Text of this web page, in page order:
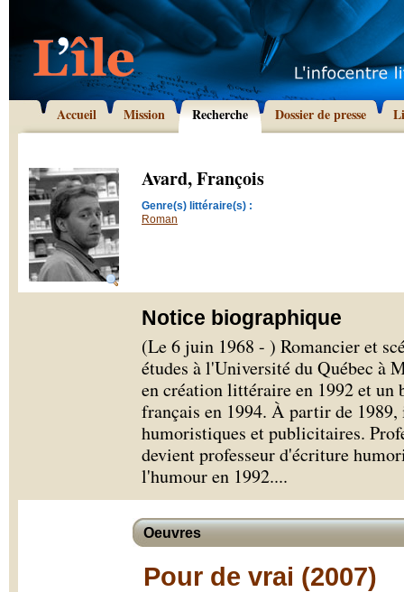
Accueil Mission Recherche Dossier de presse
Avard, François
Genre(s) littéraire(s) :
Roman
Notice biographique
(Le 6 juin 1968 - ) Romancier et
études à l'Université du Québec à
en création littéraire en 1992 et un
français en 1994. À partir de
humoristiques et publicitaires.
devient professeur d'écriture
l'humour en 1992....
Oeuvres
Pour de vrai (2007)